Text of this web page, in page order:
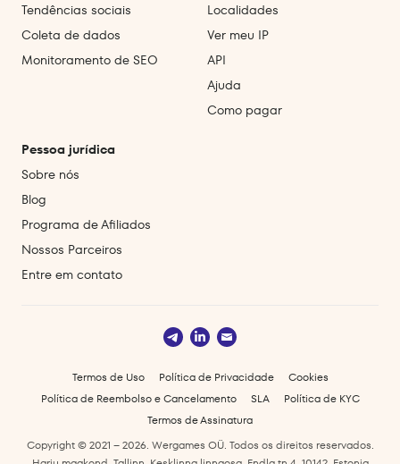
Tendências sociais
Coleta de dados
Monitoramento de SEO
Localidades
Ver meu IP
API
Ajuda
Como pagar
Pessoa jurídica
Sobre nós
Blog
Programa de Afiliados
Nossos Parceiros
Entre em contato
Termos de Uso Política de Privacidade
Cookies
Política de Reembolso e Cancelamento
SLA
Política de KYC
Termos de Assinatura
Copyright © 2021 – 2026. Wergames OÜ. Todos os direitos reservados.